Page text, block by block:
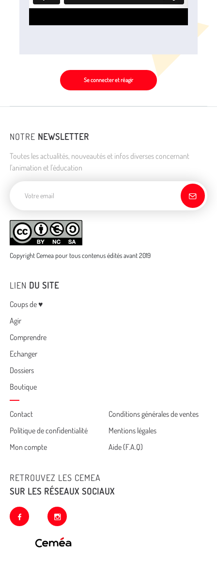
Se connecter et réagir
NOTRE NEWSLETTER
Toutes les actualités, nouveautés et infos diverses concernant
l'animation et l'éducation
Copyright Cemea pour tous contenus édités avant 2019
LIEN DU SITE
Menu
Coups de ♥
Agir
Comprendre
Echanger
Dossiers
Boutique
Cemea
footer
Contact
Conditions générales de ventes
Politique de confidentialité
Mentions légales
Mon compte
Aide (F.A.Q)
RETROUVEZ LES CEMEA
SUR LES RÉSEAUX SOCIAUX
facebook instagram